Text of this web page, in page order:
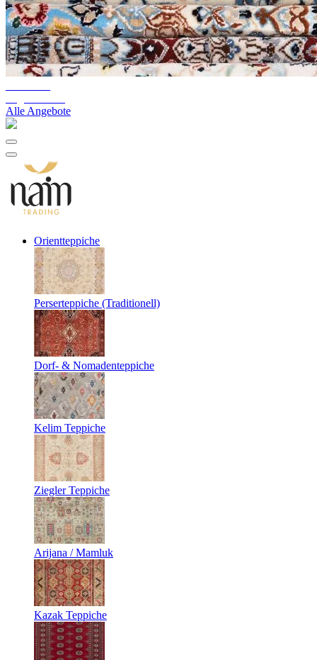
Alle Angebote
Orientteppiche
Perserteppiche (Traditionell)
Dorf- & Nomadenteppiche
Kelim Teppiche
Ziegler Teppiche
Arijana / Mamluk
Kazak Teppiche